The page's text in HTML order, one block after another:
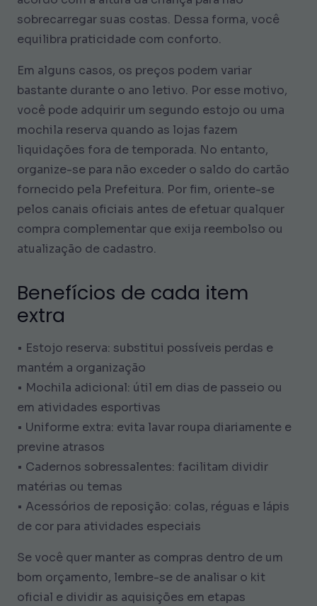
sobrecarregar suas costas. Dessa forma, você
equilibra praticidade com conforto.
Em alguns casos, os preços podem variar
bastante durante o ano letivo. Por esse motivo,
você pode adquirir um segundo estojo ou uma
mochila reserva quando as lojas fazem
liquidações fora de temporada. No entanto,
organize-se para não exceder o saldo do cartão
fornecido pela Prefeitura. Por fim, oriente-se
pelos canais oficiais antes de efetuar qualquer
compra complementar que exija reembolso ou
atualização de cadastro.
Benefícios de cada item
extra
• Estojo reserva: substitui possíveis perdas e
mantém a organização
• Mochila adicional: útil em dias de passeio ou
em atividades esportivas
• Uniforme extra: evita lavar roupa diariamente e
previne atrasos
• Cadernos sobressalentes: facilitam dividir
matérias ou temas
• Acessórios de reposição: colas, réguas e lápis
de cor para atividades especiais
Se você quer manter as compras dentro de um
bom orçamento, lembre-se de analisar o kit
oficial e dividir as aquisições em etapas